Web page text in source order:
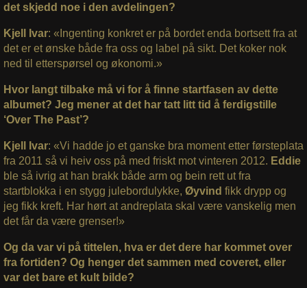
det skjedd noe i den avdelingen?
Kjell Ivar: «Ingenting konkret er på bordet enda bortsett fra at
det er et ønske både fra oss og label på sikt. Det koker nok
ned til etterspørsel og økonomi.»
Hvor langt tilbake må vi for å finne startfasen av dette
albumet? Jeg mener at det har tatt litt tid å ferdigstille
‘Over The Past’?
Kjell Ivar: «Vi hadde jo et ganske bra moment etter førsteplata
fra 2011 så vi heiv oss på med friskt mot vinteren 2012. Eddie
ble så ivrig at han brakk både arm og bein rett ut fra
startblokka i en stygg julebordulykke, Øyvind fikk drypp og
jeg fikk kreft. Har hørt at andreplata skal være vanskelig men
det får da være grenser!»
Og da var vi på tittelen, hva er det dere har kommet over
fra fortiden? Og henger det sammen med coveret, eller
var det bare et kult bilde?